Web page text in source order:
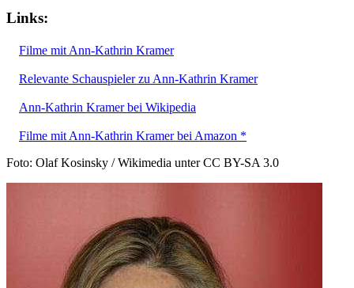
Links:
Filme mit Ann-Kathrin Kramer
Relevante Schauspieler zu Ann-Kathrin Kramer
Ann-Kathrin Kramer bei Wikipedia
Filme mit Ann-Kathrin Kramer bei Amazon *
Foto: Olaf Kosinsky / Wikimedia unter CC BY-SA 3.0